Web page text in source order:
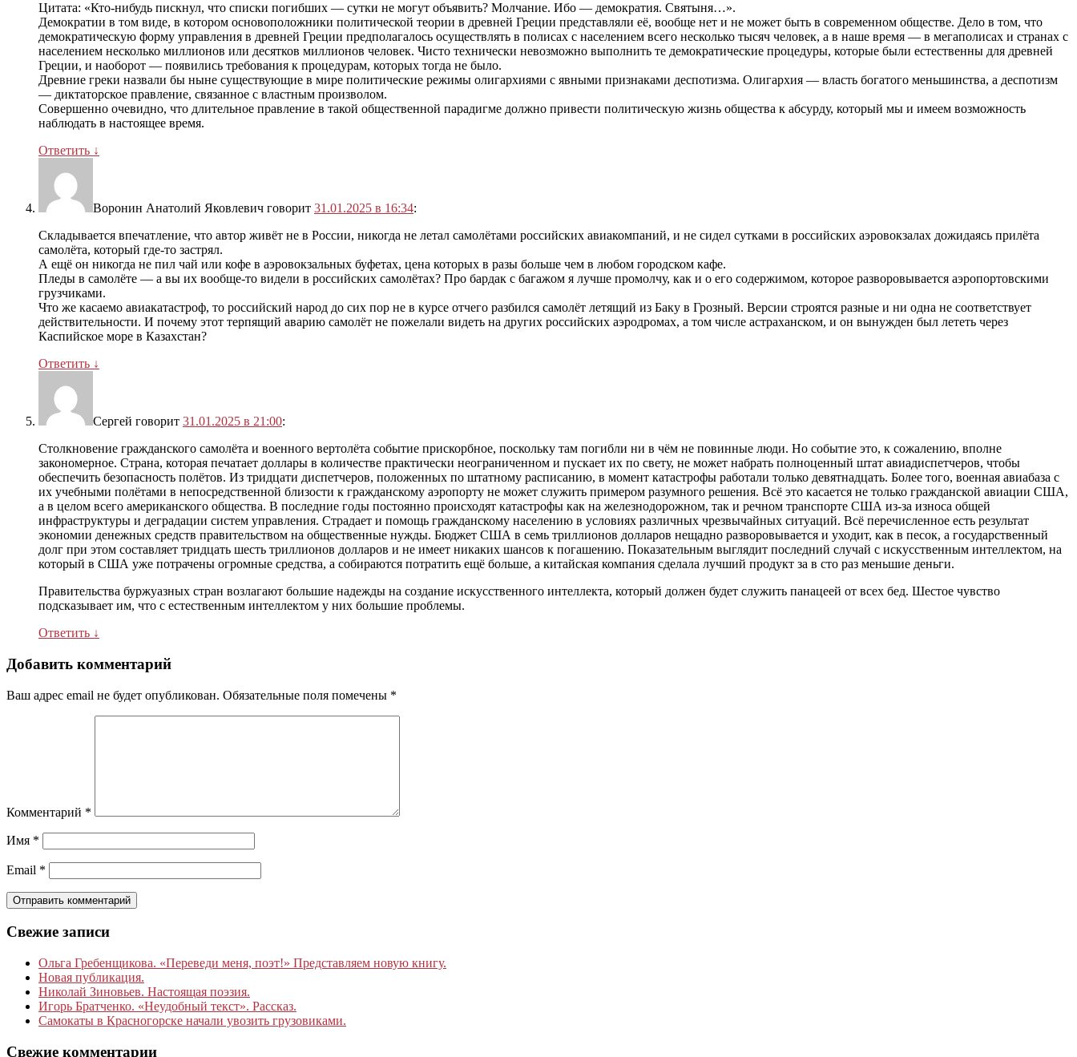
Цитата: «Кто-нибудь пискнул, что списки погибших — сутки не могут объявить? Молчание. Ибо — демократия. Святыня…».
Демократии в том виде, в котором основоположники политической теории в древней Греции представляли её, вообще нет и не может быть в современном обществе. Дело в том, что
демократическую форму управления в древней Греции предполагалось осуществлять в полисах с населением всего несколько тысяч человек, а в наше время — в мегаполисах и странах с
населением несколько миллионов или десятков миллионов человек. Чисто технически невозможно выполнить те демократические процедуры, которые были естественны для древней
Греции, и наоборот — появились требования к процедурам, которых тогда не было.
Древние греки назвали бы ныне существующие в мире политические режимы олигархиями с явными признаками деспотизма. Олигархия — власть богатого меньшинства, а деспотизм
— диктаторское правление, связанное с властным произволом.
Совершенно очевидно, что длительное правление в такой общественной парадигме должно привести политическую жизнь общества к абсурду, который мы и имеем возможность
наблюдать в настоящее время.
Ответить ↓
Воронин Анатолий Яковлевич говорит 31.01.2025 в 16:34:
Складывается впечатление, что автор живёт не в России, никогда не летал самолётами российских авиакомпаний, и не сидел сутками в российских аэровокзалах дожидаясь прилёта
самолёта, который где-то застрял.
А ещё он никогда не пил чай или кофе в аэровокзальных буфетах, цена которых в разы больше чем в любом городском кафе.
Пледы в самолёте — а вы их вообще-то видели в российских самолётах? Про бардак с багажом я лучше промолчу, как и о его содержимом, которое разворовывается аэропортовскими
грузчиками.
Что же касаемо авиакатастроф, то российский народ до сих пор не в курсе отчего разбился самолёт летящий из Баку в Грозный. Версии строятся разные и ни одна не соответствует
действительности. И почему этот терпящий аварию самолёт не пожелали видеть на других российских аэродромах, а том числе астраханском, и он вынужден был лететь через
Каспийское море в Казахстан?
Ответить ↓
Сергей говорит 31.01.2025 в 21:00:
Столкновение гражданского самолёта и военного вертолёта событие прискорбное, поскольку там погибли ни в чём не повинные люди. Но событие это, к сожалению, вполне
закономерное. Страна, которая печатает доллары в количестве практически неограниченном и пускает их по свету, не может набрать полноценный штат авиадиспетчеров, чтобы
обеспечить безопасность полётов. Из тридцати диспетчеров, положенных по штатному расписанию, в момент катастрофы работали только девятнадцать. Более того, военная авиабаза с
их учебными полётами в непосредственной близости к гражданскому аэропорту не может служить примером разумного решения. Всё это касается не только гражданской авиации США,
а в целом всего американского общества. В последние годы постоянно происходят катастрофы как на железнодорожном, так и речном транспорте США из-за износа общей
инфраструктуры и деградации систем управления. Страдает и помощь гражданскому населению в условиях различных чрезвычайных ситуаций. Всё перечисленное есть результат
экономии денежных средств правительством на общественные нужды. Бюджет США в семь триллионов долларов нещадно разворовывается и уходит, как в песок, а государственный
долг при этом составляет тридцать шесть триллионов долларов и не имеет никаких шансов к погашению. Показательным выглядит последний случай с искусственным интеллектом, на
который в США уже потрачены огромные средства, а собираются потратить ещё больше, а китайская компания сделала лучший продукт за в сто раз меньшие деньги.
Правительства буржуазных стран возлагают большие надежды на создание искусственного интеллекта, который должен будет служить панацеей от всех бед. Шестое чувство
подсказывает им, что с естественным интеллектом у них большие проблемы.
Ответить ↓
Добавить комментарий
Ваш адрес email не будет опубликован. Обязательные поля помечены *
Комментарий *
Имя *
Email *
Свежие записи
Ольга Гребенщикова. «Переведи меня, поэт!» Представляем новую книгу.
Новая публикация.
Николай Зиновьев. Настоящая поэзия.
Игорь Братченко. «Неудобный текст». Рассказ.
Самокаты в Красногорске начали увозить грузовиками.
Свежие комментарии